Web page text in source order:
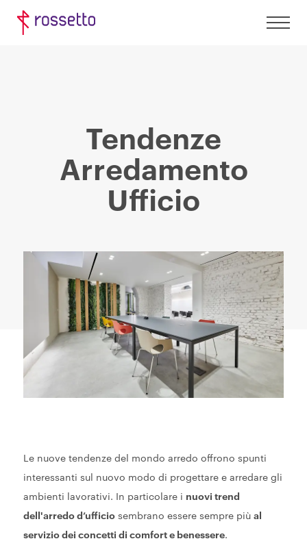
Tendenze
Arredamento
Ufficio
Le nuove tendenze del mondo arredo offrono spunti
interessanti sul nuovo modo di progettare e arredare gli
ambienti lavorativi. In particolare i nuovi trend
dell'arredo d’ufficiosembrano essere sempre più al
servizio dei concetti di comfort e benessere.